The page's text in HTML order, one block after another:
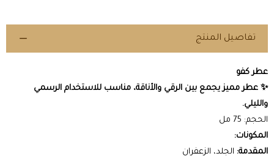
تفاصيل المنتج
عطر كفو
✨ عطر مميز يجمع بين الرقي والأناقة، مناسب للاستخدام الرسمي
والليلي.
الحجم: 75 مل
المكونات:
المقدمة: الجلد، الزعفران